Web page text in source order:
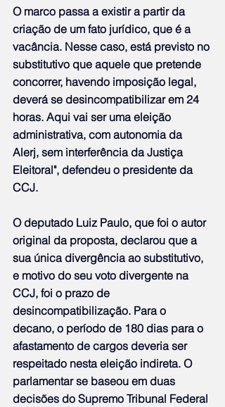
O marco passa a existir a partir da
criação de um fato jurídico, que é a
vacância. Nesse caso, está previsto no
substitutivo que aquele que pretende
concorrer, havendo imposição legal,
deverá se desincompatibilizar em 24
horas. Aqui vai ser uma eleição
administrativa, com autonomia da
Alerj, sem interferência da Justiça
Eleitoral", defendeu o presidente da
CCJ.
O deputado Luiz Paulo, que foi o autor
original da proposta, declarou que a
sua única divergência ao substitutivo,
e motivo do seu voto divergente na
CCJ, foi o prazo de
desincompatibilização. Para o
decano, o período de 180 dias para o
afastamento de cargos deveria ser
respeitado nesta eleição indireta. O
parlamentar se baseou em duas
decisões do Supremo Tribunal Federal